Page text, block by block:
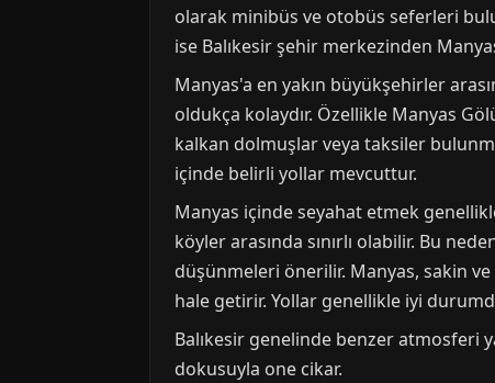
olarak minibüs ve otobüs seferleri
ise Balıkesir şehir merkezinden
Manyas'a en yakın büyükşehirler
oldukça kolaydır. Özellikle Manyas
kalkan dolmuşlar veya taksiler
içinde belirli yollar mevcuttur.
Manyas içinde seyahat etmek
köyler arasında sınırlı olabilir. Bu
düşünmeleri önerilir. Manyas, sakin
hale getirir. Yollar genellikle iyi
Balıkesir genelinde benzer atmosferi
dokusuyla one cikar.